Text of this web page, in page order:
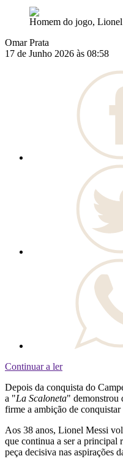
Homem do jogo,
Omar Prata
17 de Junho 2026 às 08:58
Continuar a ler
Depois da conquista do
a "La Scaloneta" demonstrou
firme a ambição de
Aos 38 anos, Lionel Messi
que continua a ser a principal
peça decisiva nas aspirações